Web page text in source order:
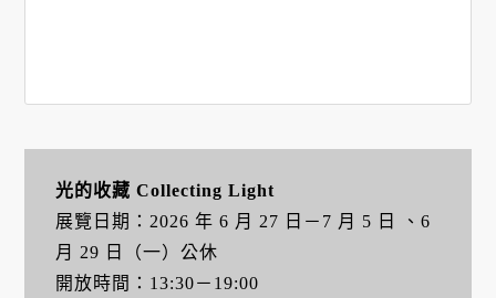
光的收藏 Collecting Light
展覽日期：2026 年 6 月 27 日－7 月 5 日 、6
月 29 日（一）公休
開放時間：13:30－19:00